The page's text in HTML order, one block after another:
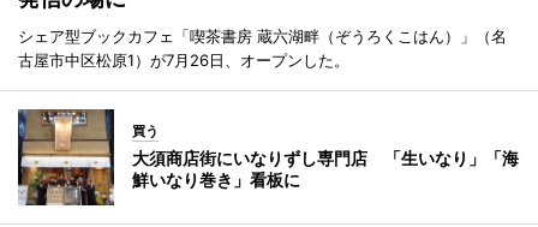
シェア型ブックカフェ「喫茶書房 蔵六湖畔（ぞうろくこはん）」（名
古屋市中区松原1）が7月26日、オープンした。
買う
大須商店街にいなりずし専門店 「生いなり」「海
鮮いなり巻き」看板に